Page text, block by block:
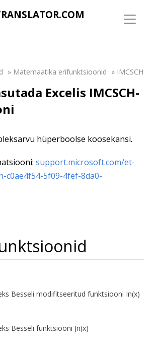
» Matemaatika erifunktsioonid » IMCSCH
Excelis IMCSCH-
hüperboolse koosekansi.
support.microsoft.com/et-
c0ae4f54-5f09-4fef-8da0-
Besseli modifitseeritud funktsiooni In(x)
Besseli funktsiooni Jn(x)